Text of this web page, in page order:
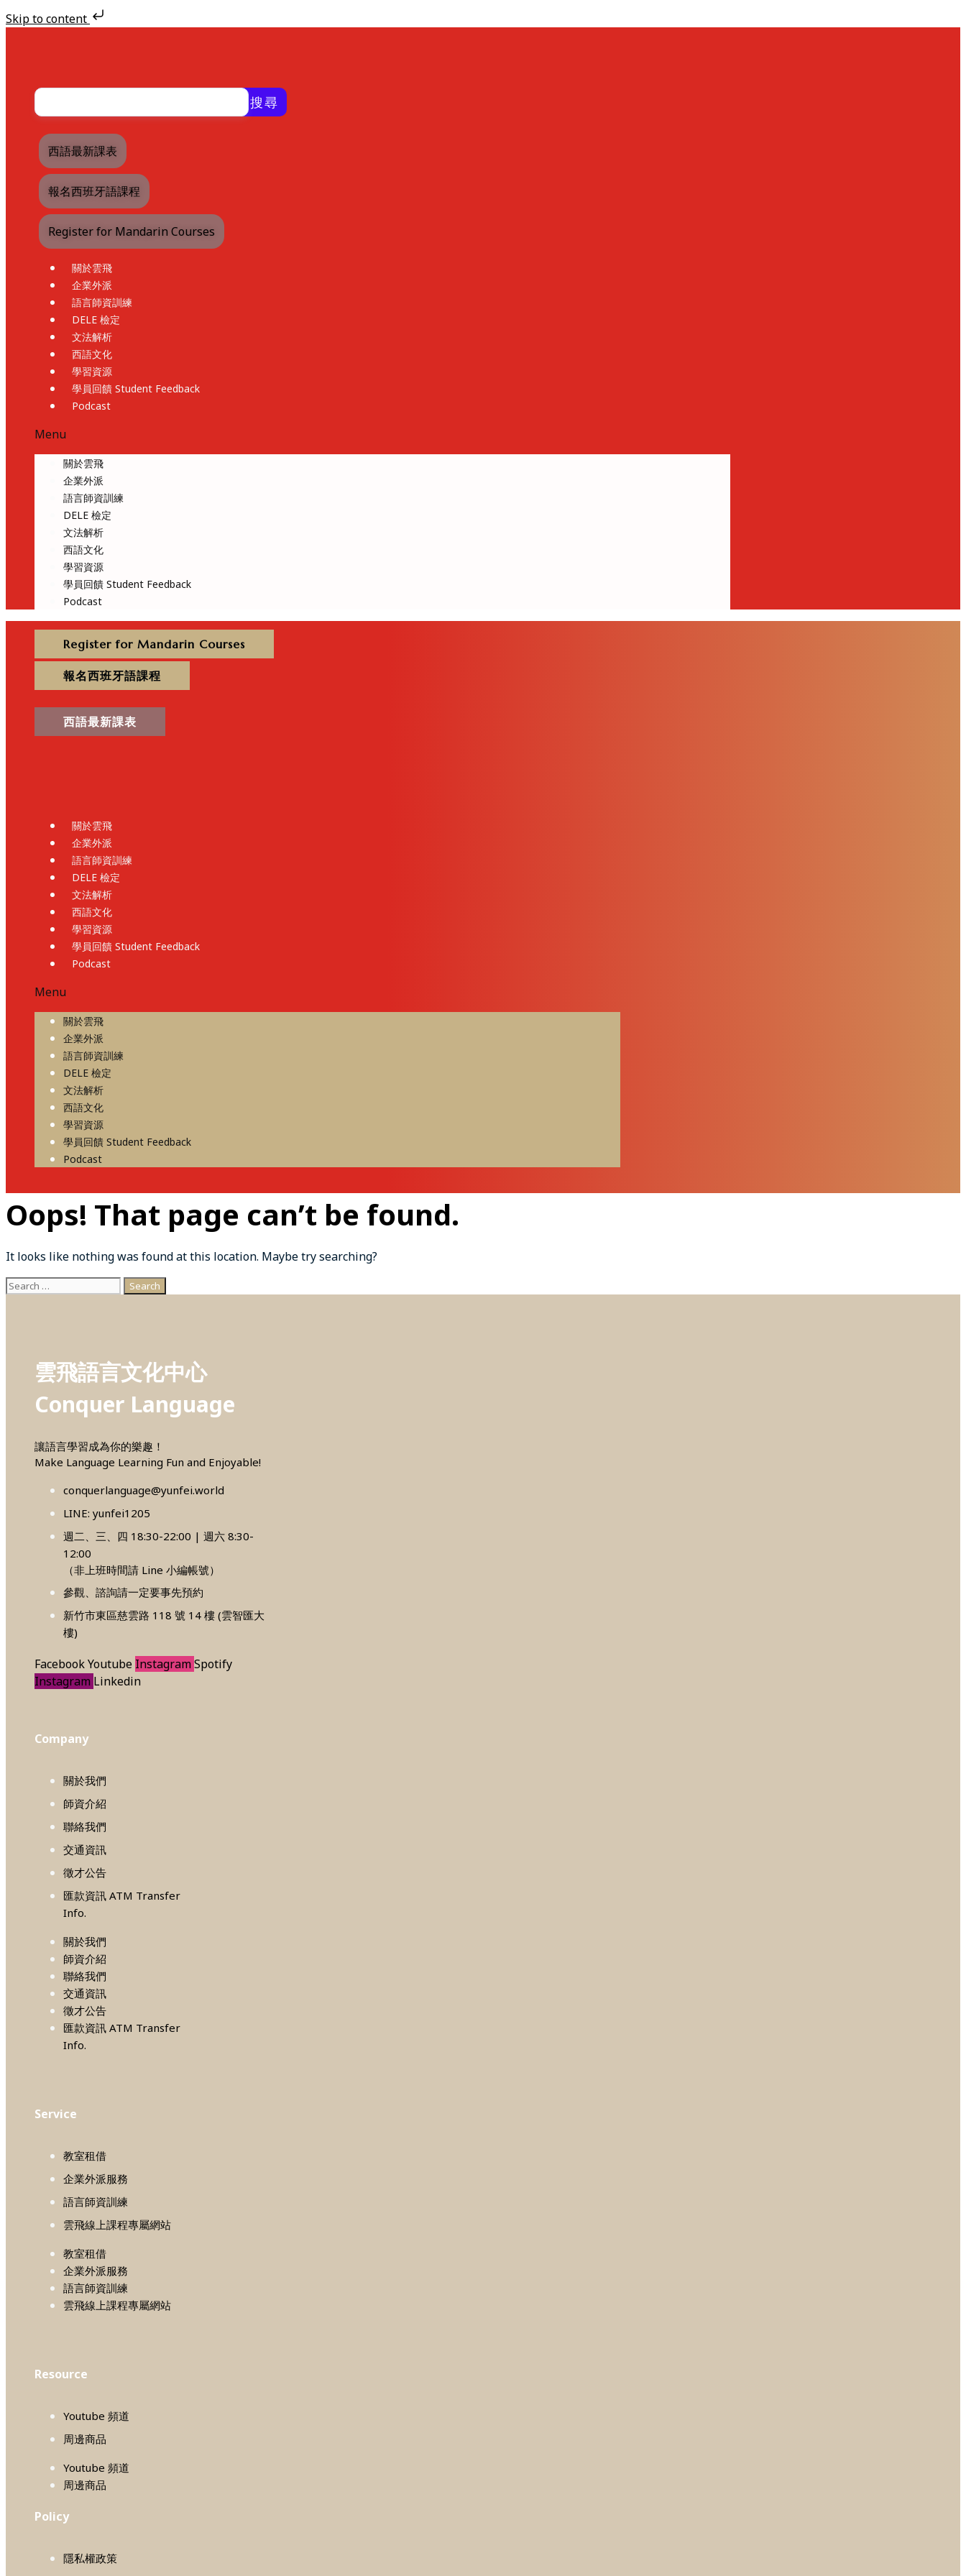
Skip to content
搜尋
西語最新課表
報名西班牙語課程
Register for Mandarin Courses
關於雲飛
企業外派
語言師資訓練
DELE 檢定
文法解析
西語文化
學習資源
學員回饋 Student Feedback
Podcast
Menu
關於雲飛
企業外派
語言師資訓練
DELE 檢定
文法解析
西語文化
學習資源
學員回饋 Student Feedback
Podcast
Register for Mandarin Courses
報名西班牙語課程
西語最新課表
關於雲飛
企業外派
語言師資訓練
DELE 檢定
文法解析
西語文化
學習資源
學員回饋 Student Feedback
Podcast
Menu
關於雲飛
企業外派
語言師資訓練
DELE 檢定
文法解析
西語文化
學習資源
學員回饋 Student Feedback
Podcast
Oops! That page can’t be found.
It looks like nothing was found at this location. Maybe try searching?
Search
雲飛語言文化中心
Conquer Language
讓語言學習成為你的樂趣！
Make Language Learning Fun and Enjoyable!
conquerlanguage@yunfei.world
LINE: yunfei1205
週二、三、四 18:30-22:00 | 週六 8:30-
12:00
（非上班時間請 Line 小編帳號）
參觀、諮詢請一定要事先預約
新竹市東區慈雲路 118 號 14 樓 (雲智匯大
樓)
FacebookYoutube InstagramSpotify
Instagram Linkedin
Company
關於我們
師資介紹
聯絡我們
交通資訊
徵才公告
匯款資訊 ATM Transfer
Info.
關於我們
師資介紹
聯絡我們
交通資訊
徵才公告
匯款資訊 ATM Transfer
Info.
Service
教室租借
企業外派服務
語言師資訓練
雲飛線上課程專屬網站
教室租借
企業外派服務
語言師資訓練
雲飛線上課程專屬網站
Resource
Youtube 頻道
周邊商品
Youtube 頻道
周邊商品
Policy
隱私權政策